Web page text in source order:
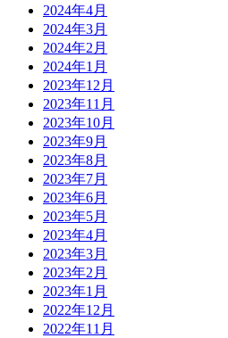
2024年4月
2024年3月
2024年2月
2024年1月
2023年12月
2023年11月
2023年10月
2023年9月
2023年8月
2023年7月
2023年6月
2023年5月
2023年4月
2023年3月
2023年2月
2023年1月
2022年12月
2022年11月